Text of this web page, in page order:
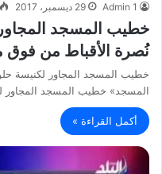
Admin 1 29 ديسمبر، 2017
خطيب المسجد
نُصرة الأقباط من فوق
خطيب المسجد المجاور لكنيسة
المسجد» خطيب المسجد المجاور
أكمل القراءة »